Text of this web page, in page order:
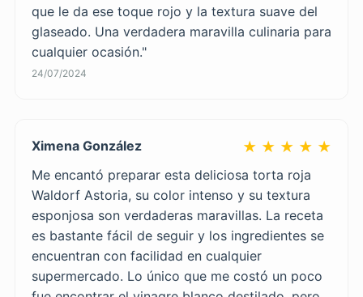
que le da ese toque rojo y la textura suave del
glaseado. Una verdadera maravilla culinaria para
cualquier ocasión."
24/07/2024
Ximena González ★ ★ ★ ★ ★
Me encantó preparar esta deliciosa torta roja
Waldorf Astoria, su color intenso y su textura
esponjosa son verdaderas maravillas. La receta
es bastante fácil de seguir y los ingredientes se
encuentran con facilidad en cualquier
supermercado. Lo único que me costó un poco